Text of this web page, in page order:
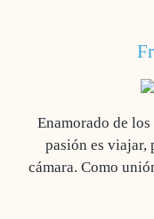
Enamorado de
pasión es viajar,
cámara. Como